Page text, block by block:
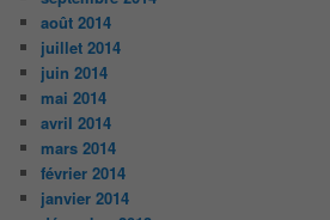
août 2014
juillet 2014
juin 2014
mai 2014
avril 2014
mars 2014
février 2014
janvier 2014